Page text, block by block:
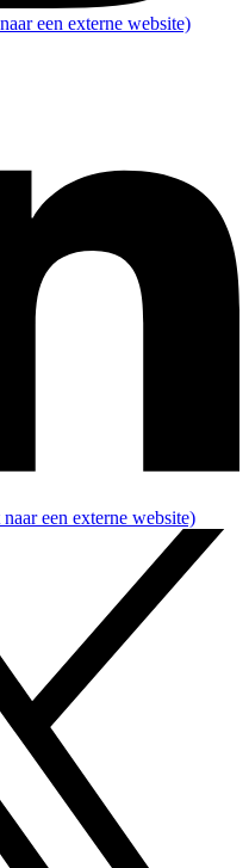
een externe website)
een externe website)